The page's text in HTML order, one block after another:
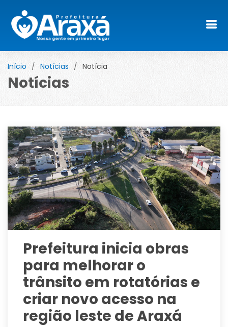
Início Notícias Notícia
Notícias
Prefeitura inicia obras
para melhorar o
trânsito em rotatórias e
criar novo acesso na
região leste de Araxá